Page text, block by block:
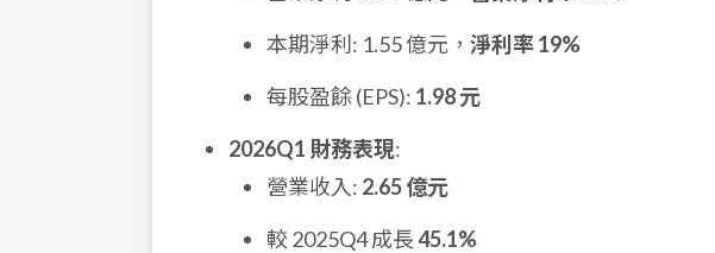
本期淨利: 1.55 億元， 淨利率 19%
每股盈餘 (EPS): 1.98 元
2026Q1 財務表現:
營業收入: 2.65 億元
較 2025Q4 成長45.1%